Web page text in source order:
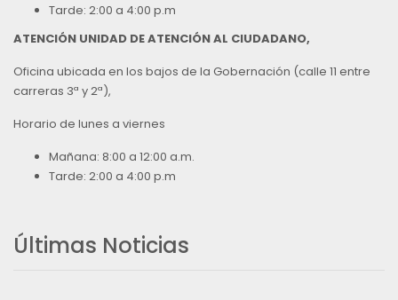
Tarde: 2:00 a 4:00 p.m
ATENCIÓN UNIDAD DE ATENCIÓN AL CIUDADANO,
Oficina ubicada en los bajos de la Gobernación (calle 11 entre
carreras 3ª y 2ª),
Horario de lunes a viernes
Mañana: 8:00 a 12:00 a.m.
Tarde: 2:00 a 4:00 p.m
Últimas Noticias